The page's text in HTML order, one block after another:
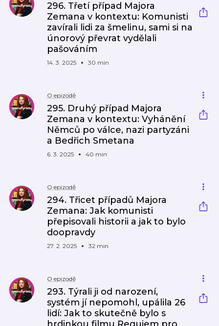
296. Třetí případ Majora
Zemana v kontextu: Komunisti
zavírali lidi za šmelinu, sami si na
únorový převrat vydělali
pašováním
14. 3. 2025 30 min
O epizodě
295. Druhý případ Majora
Zemana v kontextu: Vyhánění
Němců po válce, nazi partyzáni
a Bedřich Smetana
6. 3. 2025 40 min
O epizodě
294. Třicet případů Majora
Zemana: Jak komunisti
přepisovali historii a jak to bylo
doopravdy
27. 2. 2025 32 min
O epizodě
293. Týrali ji od narození,
systém jí nepomohl, upálila 26
lidí: Jak to skutečně bylo s